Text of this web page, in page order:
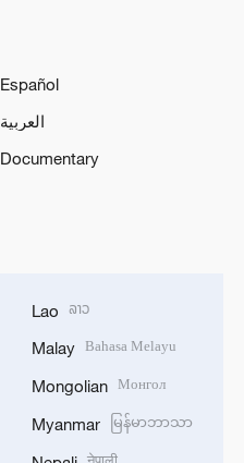
Español
العربية
Documentary
Lao ລາວ
Malay Bahasa Melayu
Mongolian Монгол
Myanmar မြန်မာဘာသာ